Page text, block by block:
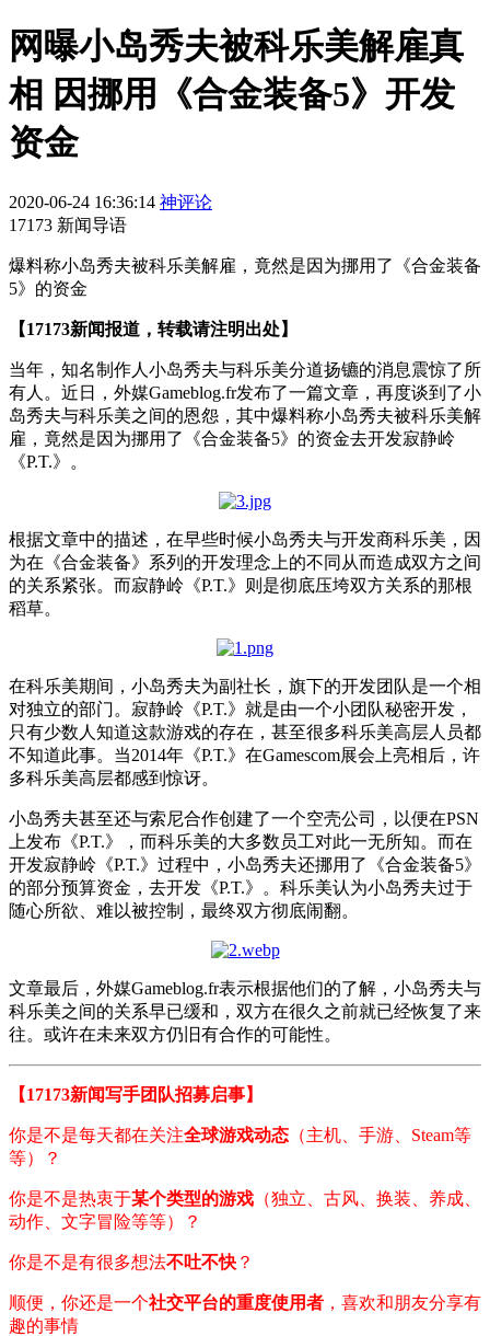
网曝小岛秀夫被科乐美解雇真
相 因挪用《合金装备5》开发
资金
2020-06-24 16:36:14 神评论
17173 新闻导语
爆料称小岛秀夫被科乐美解雇，竟然是因为挪用了《合金装备
5》的资金
【17173新闻报道，转载请注明出处】
当年，知名制作人小岛秀夫与科乐美分道扬镳的消息震惊了所
有人。近日，外媒Gameblog.fr发布了一篇文章，再度谈到了小
岛秀夫与科乐美之间的恩怨，其中爆料称小岛秀夫被科乐美解
雇，竟然是因为挪用了《合金装备5》的资金去开发寂静岭
《P.T.》。
根据文章中的描述，在早些时候小岛秀夫与开发商科乐美，因
为在《合金装备》系列的开发理念上的不同从而造成双方之间
的关系紧张。而寂静岭《P.T.》则是彻底压垮双方关系的那根
稻草。
在科乐美期间，小岛秀夫为副社长，旗下的开发团队是一个相
对独立的部门。寂静岭《P.T.》就是由一个小团队秘密开发，
只有少数人知道这款游戏的存在，甚至很多科乐美高层人员都
不知道此事。当2014年《P.T.》在Gamescom展会上亮相后，许
多科乐美高层都感到惊讶。
小岛秀夫甚至还与索尼合作创建了一个空壳公司，以便在PSN
上发布《P.T.》，而科乐美的大多数员工对此一无所知。而在
开发寂静岭《P.T.》过程中，小岛秀夫还挪用了《合金装备5》
的部分预算资金，去开发《P.T.》。科乐美认为小岛秀夫过于
随心所欲、难以被控制，最终双方彻底闹翻。
文章最后，外媒Gameblog.fr表示根据他们的了解，小岛秀夫与
科乐美之间的关系早已缓和，双方在很久之前就已经恢复了来
往。或许在未来双方仍旧有合作的可能性。
【17173新闻写手团队招募启事】
你是不是每天都在关注全球游戏动态 （主机、手游、Steam等
等）？
你是不是热衷于某个类型的游戏 （独立、古风、换装、养成、
动作、文字冒险等等）？
你是不是有很多想法不吐不快 ？
顺便，你还是一个社交平台的重度使用者 ，喜欢和朋友分享有
趣的事情